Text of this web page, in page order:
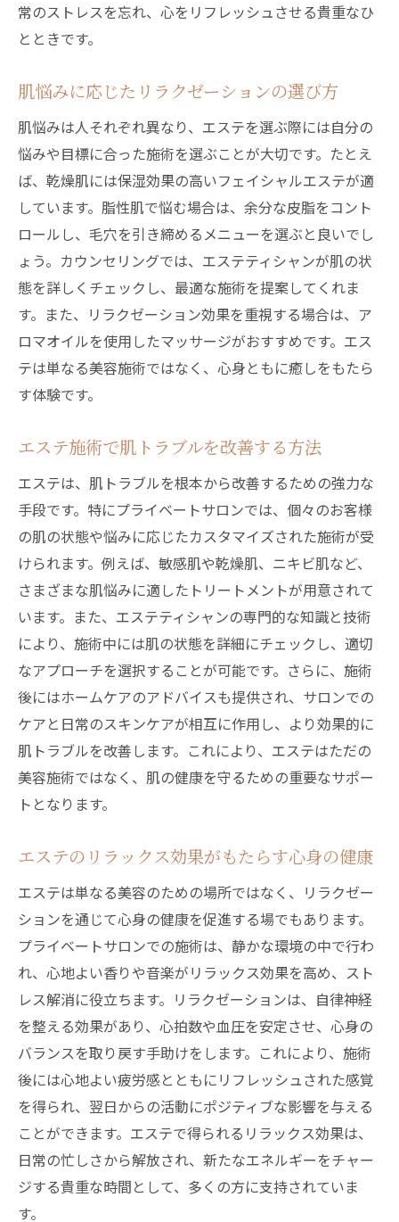
お客様のニーズに応える施術の展望
エステのプライベートサロンで心と肌を満たす
リラックスできるプライベート空間の魅力
エステサロンでの極上ケアで心を癒す
肌に優しいプロダクトの選び方
エステ体験がもたらす心理的な影響
エステによる肌の変化を楽しむ方法
エステで心身のバランスを保つ秘訣
肌悩みを解消するエステサロンのリラクゼーシ
ョン効果
肌トラブルに最適な施術とは
エステによるリラックスの科学的根拠
ストレス解消と美容効果の関係性
専門家が語るエステでの心のリフレッシュ
方法
肌ケアとリラクゼーションの相乗効果
エステがもたらす長期的な肌の変化
エステサロンで味わう特別なリラクゼーション
とケア
エステサロンでの時間の過ごし方
特別なケアで肌を磨く方法
リラクゼーションの深い効果を体感する
エステトリートメントの選択肢とその効果
プライベート空間で心を開放するコツ
日頃のストレスを解き放つエステの魅力
プライベートサロンでのエステがもたらす肌と
エステによる肌コンディションの改善
心身に働きかける施術の特徴
エステティシャンの技術が生む変化
個別対応で得られる美容効果とは
エステ体験が心に与えるポジティブな影響
日常に取り入れるエステの効果的利用法
肌トラブル解消に最適なエステのプライベート
体験とは
肌トラブルの原因とエステでの対策
プライベートサロンでの特別施術の効果
エステで肌の健康を維持する方法
オーダーメイド施術での変化実感
常のストレスを忘れ、心をリフレッシュさせる貴重なひ
とときです。
肌悩みに応じたリラクゼーションの選び方
肌悩みは人それぞれ異なり、エステを選ぶ際には自分の
悩みや目標に合った施術を選ぶことが大切です。たとえ
ば、乾燥肌には保湿効果の高いフェイシャルエステが適
しています。脂性肌で悩む場合は、余分な皮脂をコント
ロールし、毛穴を引き締めるメニューを選ぶと良いでし
ょう。カウンセリングでは、エステティシャンが肌の状
態を詳しくチェックし、最適な施術を提案してくれま
す。また、リラクゼーション効果を重視する場合は、ア
ロマオイルを使用したマッサージがおすすめです。エス
テは単なる美容施術ではなく、心身ともに癒しをもたら
す体験です。
エステ施術で肌トラブルを改善する方法
エステは、肌トラブルを根本から改善するための強力な
手段です。特にプライベートサロンでは、個々のお客様
の肌の状態や悩みに応じたカスタマイズされた施術が受
けられます。例えば、敏感肌や乾燥肌、ニキビ肌など、
さまざまな肌悩みに適したトリートメントが用意されて
います。また、エステティシャンの専門的な知識と技術
により、施術中には肌の状態を詳細にチェックし、適切
なアプローチを選択することが可能です。さらに、施術
後にはホームケアのアドバイスも提供され、サロンでの
ケアと日常のスキンケアが相互に作用し、より効果的に
肌トラブルを改善します。これにより、エステはただの
美容施術ではなく、肌の健康を守るための重要なサポー
トとなります。
エステのリラックス効果がもたらす心身の健康
エステは単なる美容のための場所ではなく、リラクゼー
ションを通じて心身の健康を促進する場でもあります。
プライベートサロンでの施術は、静かな環境の中で行わ
れ、心地よい香りや音楽がリラックス効果を高め、スト
レス解消に役立ちます。リラクゼーションは、自律神経
を整える効果があり、心拍数や血圧を安定させ、心身の
バランスを取り戻す手助けをします。これにより、施術
後には心地よい疲労感とともにリフレッシュされた感覚
を得られ、翌日からの活動にポジティブな影響を与える
ことができます。エステで得られるリラックス効果は、
日常の忙しさから解放され、新たなエネルギーをチャー
ジする貴重な時間として、多くの方に支持されていま
す。